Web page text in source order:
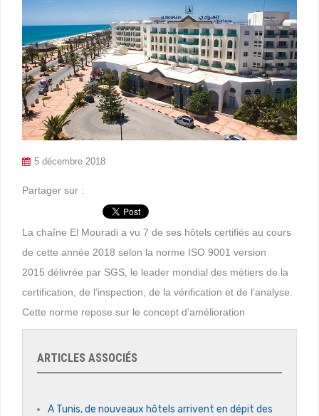
5 décembre 2018
Partager sur :
La chaîne El Mouradi a vu 7 de ses hôtels certifiés au cours
de cette année 2018 selon la norme ISO 9001 version
2015 délivrée par SGS, le leader mondial des métiers de la
certification, de l’inspection, de la vérification et de l’analyse.
Cette norme repose sur le concept d’amélioration
ARTICLES ASSOCIÉS
A Tunis, de nouveaux hôtels arrivent en dépit des